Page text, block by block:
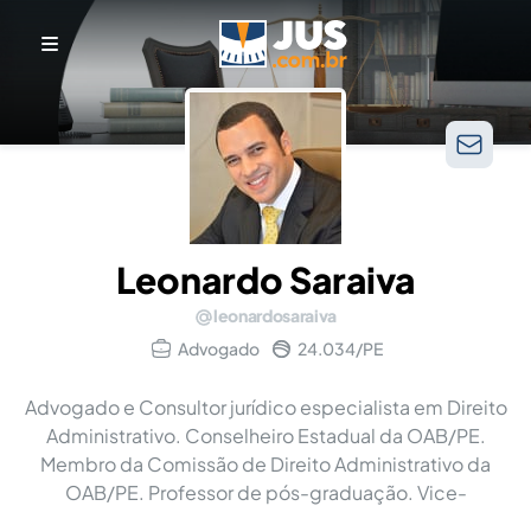
Leonardo Saraiva
leonardosaraiva
Advogado
24.034/PE
Advogado e Consultor jurídico especialista em Direito
Administrativo. Conselheiro Estadual da OAB/PE.
Membro da Comissão de Direito Administrativo da
OAB/PE. Professor de pós-graduação. Vice-